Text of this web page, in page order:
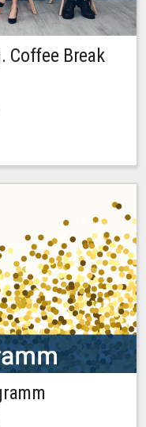
Coffee Break